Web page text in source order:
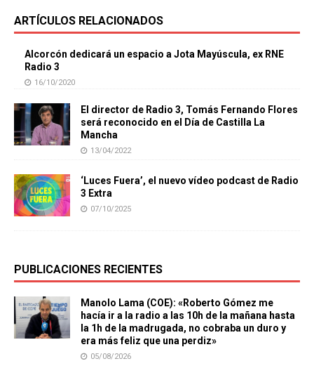
ARTÍCULOS RELACIONADOS
Alcorcón dedicará un espacio a Jota Mayúscula, ex RNE
Radio 3
16/10/2020
El director de Radio 3, Tomás Fernando Flores
será reconocido en el Día de Castilla La
Mancha
13/04/2022
‘Luces Fuera’, el nuevo vídeo podcast de Radio
3 Extra
07/10/2025
PUBLICACIONES RECIENTES
Manolo Lama (COE): «Roberto Gómez me
hacía ir a la radio a las 10h de la mañana hasta
la 1h de la madrugada, no cobraba un duro y
era más feliz que una perdiz»
05/08/2026